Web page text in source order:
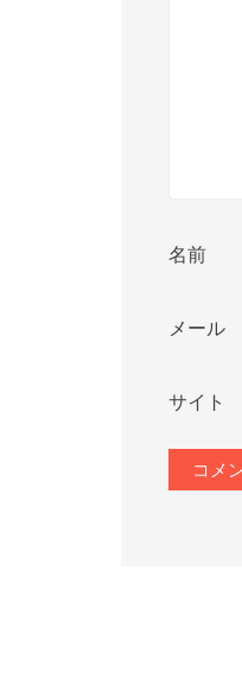
名前
メール
サイト